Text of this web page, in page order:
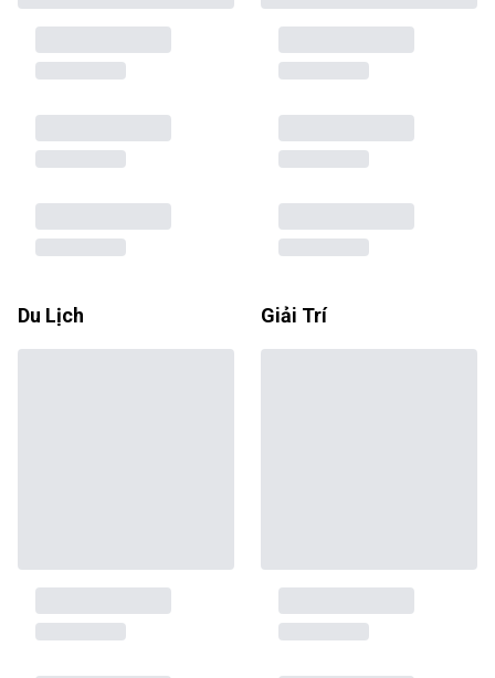
Du Lịch Giải Trí